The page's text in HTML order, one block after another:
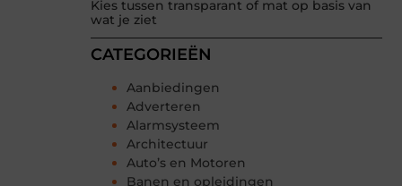
Kies tussen transparant of mat op basis van
wat je ziet
CATEGORIEËN
Aanbiedingen
Adverteren
Alarmsysteem
Architectuur
Auto’s en Motoren
Banen en opleidingen